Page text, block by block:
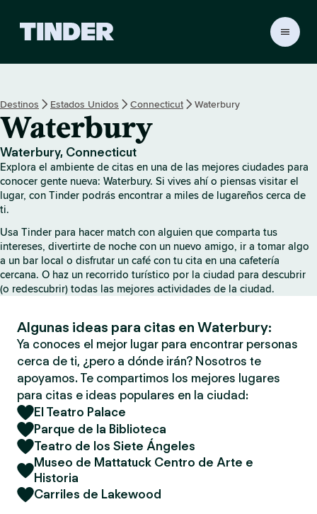
o
d
e
T
i
n
d
Destinos Estados Unidos Connecticut Waterbury
Waterbury
Waterbury, Connecticut
Explora el ambiente de citas en una de las mejores ciudades para
conocer gente nueva: Waterbury. Si vives ahí o piensas visitar el
lugar, con Tinder podrás encontrar a miles de lugareños cerca de
ti.
Usa Tinder para hacer match con alguien que comparta tus
intereses, divertirte de noche con un nuevo amigo, ir a tomar algo
a un bar local o disfrutar un café con tu cita en una cafetería
cercana. O haz un recorrido turístico por la ciudad para descubrir
(o redescubrir) todas las mejores actividades de la ciudad.
Algunas ideas para citas en Waterbury:
Ya conoces el mejor lugar para encontrar personas
cerca de ti, ¿pero a dónde irán? Nosotros te
apoyamos. Te compartimos los mejores lugares
para citas e ideas populares en la ciudad:
El Teatro Palace
Parque de la Biblioteca
Teatro de los Siete Ángeles
Museo de Mattatuck Centro de Arte e
Historia
Carriles de Lakewood